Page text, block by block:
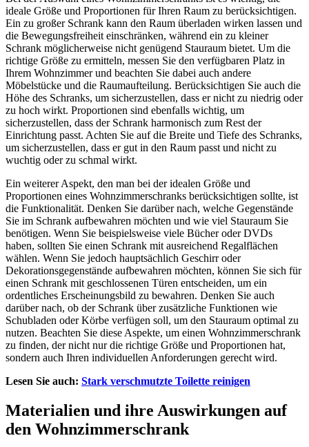
ideale Größe und Proportionen für Ihren Raum zu berücksichtigen.
Ein zu großer Schrank kann den Raum überladen wirken lassen und
die Bewegungsfreiheit einschränken, während ein zu kleiner
Schrank möglicherweise nicht genügend Stauraum bietet. Um die
richtige Größe zu ermitteln, messen Sie den verfügbaren Platz in
Ihrem Wohnzimmer und beachten Sie dabei auch andere
Möbelstücke und die Raumaufteilung. Berücksichtigen Sie auch die
Höhe des Schranks, um sicherzustellen, dass er nicht zu niedrig oder
zu hoch wirkt. Proportionen sind ebenfalls wichtig, um
sicherzustellen, dass der Schrank harmonisch zum Rest der
Einrichtung passt. Achten Sie auf die Breite und Tiefe des Schranks,
um sicherzustellen, dass er gut in den Raum passt und nicht zu
wuchtig oder zu schmal wirkt.
Ein weiterer Aspekt, den man bei der idealen Größe und
Proportionen eines Wohnzimmerschranks berücksichtigen sollte, ist
die Funktionalität. Denken Sie darüber nach, welche Gegenstände
Sie im Schrank aufbewahren möchten und wie viel Stauraum Sie
benötigen. Wenn Sie beispielsweise viele Bücher oder DVDs
haben, sollten Sie einen Schrank mit ausreichend Regalflächen
wählen. Wenn Sie jedoch hauptsächlich Geschirr oder
Dekorationsgegenstände aufbewahren möchten, können Sie sich für
einen Schrank mit geschlossenen Türen entscheiden, um ein
ordentliches Erscheinungsbild zu bewahren. Denken Sie auch
darüber nach, ob der Schrank über zusätzliche Funktionen wie
Schubladen oder Körbe verfügen soll, um den Stauraum optimal zu
nutzen. Beachten Sie diese Aspekte, um einen Wohnzimmerschrank
zu finden, der nicht nur die richtige Größe und Proportionen hat,
sondern auch Ihren individuellen Anforderungen gerecht wird.
Lesen Sie auch: Stark verschmutzte Toilette reinigen
Materialien und ihre Auswirkungen auf
den Wohnzimmerschrank